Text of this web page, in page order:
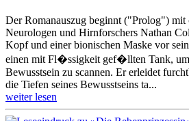
Der Romanauszug beginnt ("Prolog") mit
Neurologen und Hirnforschers Nathan
Kopf und einer bionischen Maske vor
einen mit Fl�ssigkeit gef�llten Tank,
Bewusstsein zu scannen. Er erleidet
die Tiefen seines Bewusstseins ta...
weiter lesen